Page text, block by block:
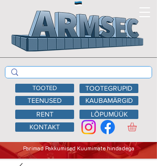
TEENUSED
KAUBAMÄRGID
RENT
LÕPUMÜÜK
KONTAKT
Parimad Pakkumised Kuumimate hindadega
TOOTED TOOTEGRUPID